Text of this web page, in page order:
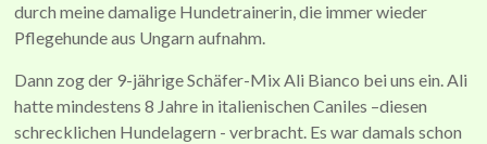
durch meine damalige Hundetrainerin, die immer wieder
Pflegehunde aus Ungarn aufnahm.
Dann zog der 9-jährige Schäfer-Mix Ali Bianco bei uns ein. Ali
hatte mindestens 8 Jahre in italienischen Caniles –diesen
schrecklichen Hundelagern - verbracht. Es war damals schon